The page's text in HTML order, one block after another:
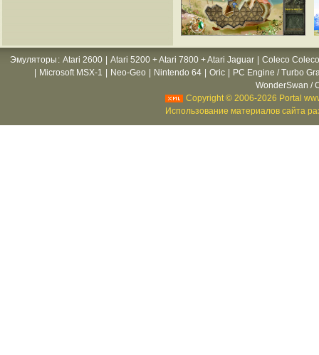
Эмуляторы : Atari 2600 Atari 5200 + Atari 7800 + Atari Jaguar
Coleco
Microsoft MSX-1 Neo-Geo Nintendo 64 Oric
PC Engine / Turbo
WonderSwan /
Copyright © 2006-2026 Portal
Использование материалов сайта